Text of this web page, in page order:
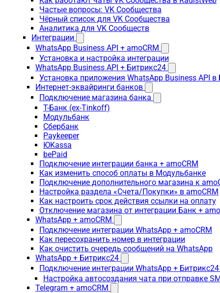
Частые вопросы: VK Сообщества
Чёрный список для VK Сообщества
Аналитика для VK Сообществ
Интеграции
WhatsApp Business API + amoCRM
Установка и настройка интеграции
WhatsApp Business API + Битрикс24
Установка приложения WhatsApp Business API
Интернет-эквайринги банков
Подключение магазина банка
Т-Банк (ex-Tinkoff)
Модульбанк
Сбербанк
Paykeeper
ЮKassa
bePaid
Подключение интеграции банка + amoCRM
Как изменить способ оплаты в Модульбанке
Подключение дополнительного магазина к
Настройка раздела «Счета/Покупки» в amoCRM
Как настроить срок действия ссылки на оплату
Отключение магазина от интеграции Банк +
WhatsApp + amoCRM
Подключение интеграции WhatsApp + amoCRM
Как пересохранить номер в интеграции
Как очистить очередь сообщений на WhatsApp
WhatsApp + Битрикс24
Подключение интеграции WhatsApp + Битрикс24
Настройка автосоздания чата при отправке
Telegram + amoCRM